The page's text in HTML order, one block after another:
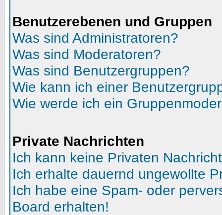
Benutzerebenen und Gruppen
Was sind Administratoren?
Was sind Moderatoren?
Was sind Benutzergruppen?
Wie kann ich einer
Wie werde ich ein
Private Nachrichten
Ich kann keine Privaten
Ich erhalte dauernd ungewollte
Ich habe eine Spam- oder
Board erhalten!